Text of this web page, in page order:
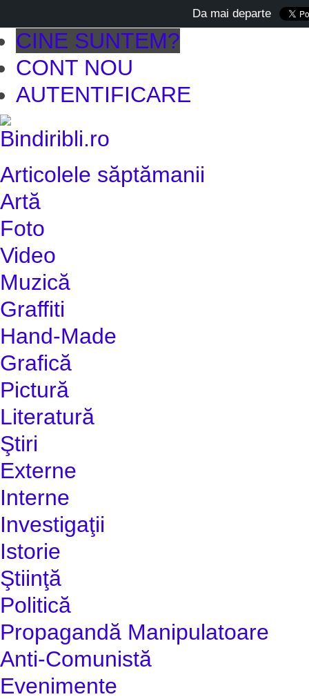
CINE SUNTEM?
CONT NOU
AUTENTIFICARE
Articolele săptămanii
Artă
Foto
Video
Muzică
Graffiti
Hand-Made
Grafică
Pictură
Literatură
Ştiri
Externe
Interne
Investigaţii
Istorie
Ştiinţă
Politică
Propagandă Manipulatoare
Anti-Comunistă
Evenimente
Da mai departe